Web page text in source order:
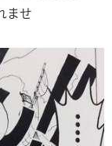
ませ